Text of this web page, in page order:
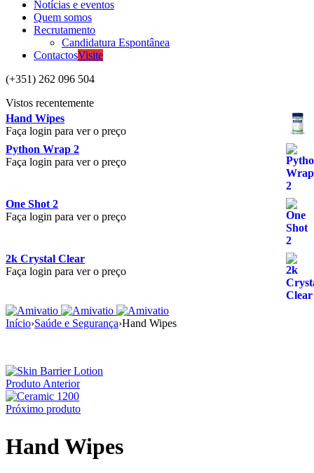
Notícias e eventos
Quem somos
Recrutamento
Candidatura Espontânea
ContactosVisite
(+351) 262 096 504
Vistos recentemente
Hand Wipes
Faça login para ver o preço
Python Wrap 2
Faça login para ver o preço
One Shot 2
Faça login para ver o preço
2k Crystal Clear
Faça login para ver o preço
Início›Saúde e Segurança›Hand Wipes
Produto Anterior
Próximo produto
Hand Wipes